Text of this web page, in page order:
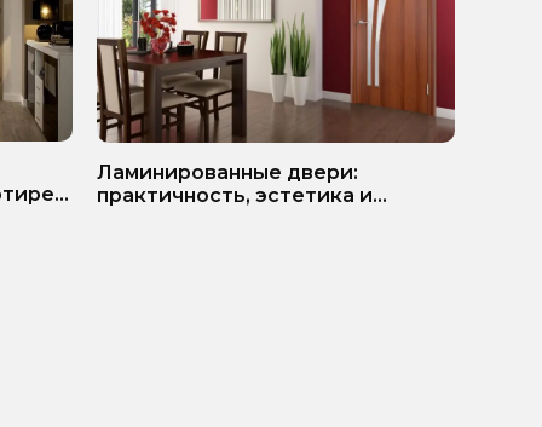
Ламинированные двери:
практичность, эстетика и